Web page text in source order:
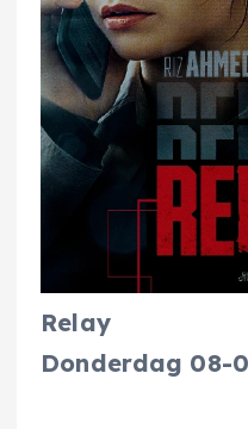
Relay
Donderdag 08-